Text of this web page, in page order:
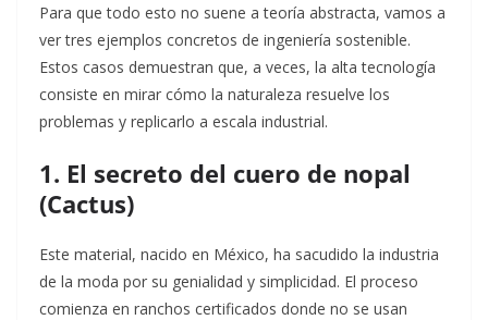
Para que todo esto no suene a teoría abstracta, vamos a
ver tres ejemplos concretos de ingeniería sostenible.
Estos casos demuestran que, a veces, la alta tecnología
consiste en mirar cómo la naturaleza resuelve los
problemas y replicarlo a escala industrial.
1. El secreto del cuero de nopal
(Cactus)
Este material, nacido en México, ha sacudido la industria
de la moda por su genialidad y simplicidad. El proceso
comienza en ranchos certificados donde no se usan